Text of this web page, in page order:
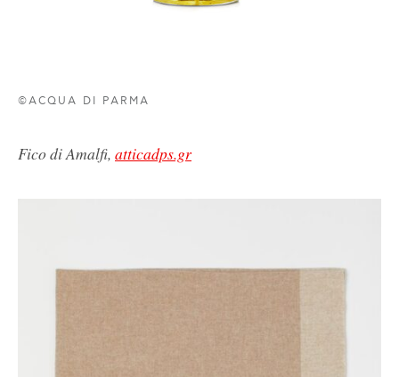
©ACQUA DI PARMA
Fico di Amalfi, atticadps.gr